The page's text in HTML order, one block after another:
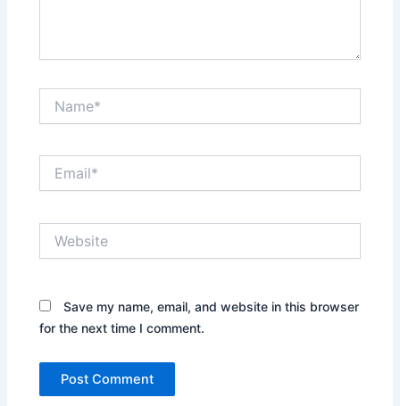
Save my name, email, and website in this browser
for the next time I comment.